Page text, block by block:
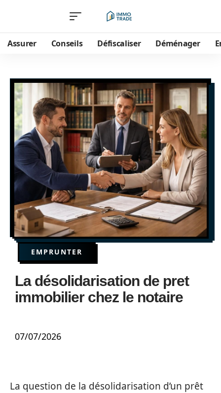
Assurer Conseils Défiscaliser Déménager
EMPRUNTER
La désolidarisation de pret
immobilier chez le notaire
07/07/2026
La question de la désolidarisation d’un prêt